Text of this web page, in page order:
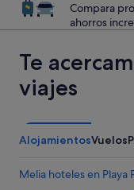
Compara
ahorros
Te
viajes
AlojamientosVuelos
Melia hoteles en Playa